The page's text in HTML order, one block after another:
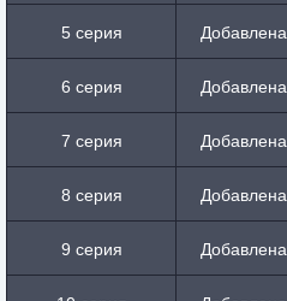
5 серия Добавлена
6 серия Добавлена
7 серия Добавлена
8 серия Добавлена
9 серия Добавлена